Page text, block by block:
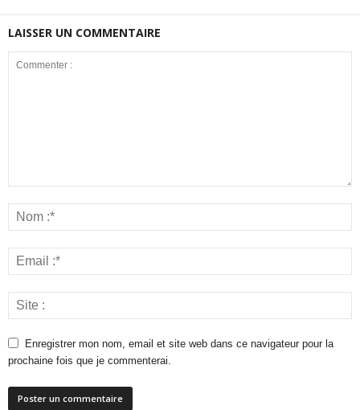
LAISSER UN COMMENTAIRE
Enregistrer mon nom, email et site web dans ce navigateur pour la
prochaine fois que je commenterai.